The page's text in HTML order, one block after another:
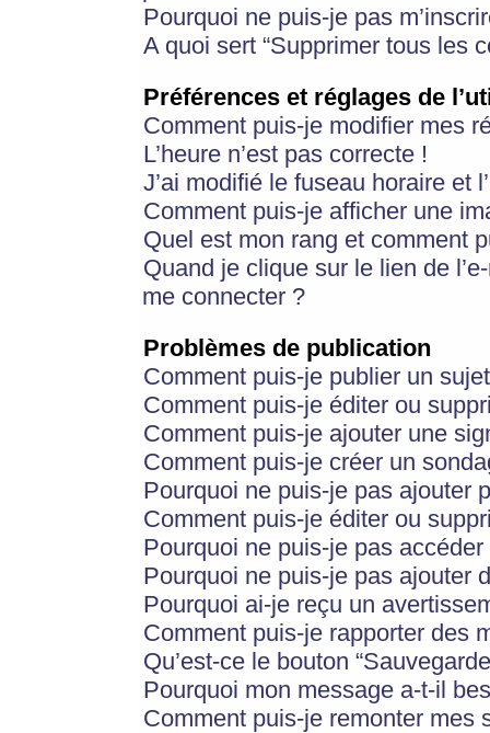
Pourquoi ne puis-je pas
A quoi sert “Supprimer tous les
Préférences et réglages de
Comment puis-je modifier mes
L’heure n’est pas correcte !
J’ai modifié le fuseau horaire et
Comment puis-je afficher une
Quel est mon rang et comment
Quand je clique sur le lien de
me connecter ?
Problèmes de publication
Comment puis-je publier un
Comment puis-je éditer ou
Comment puis-je ajouter une
Comment puis-je créer un
Pourquoi ne puis-je pas ajouter
Comment puis-je éditer ou
Pourquoi ne puis-je pas
Pourquoi ne puis-je pas ajouter
Pourquoi ai-je reçu un
Comment puis-je rapporter des
Qu’est-ce le bouton
Pourquoi mon message a-t-il
Comment puis-je remonter mes